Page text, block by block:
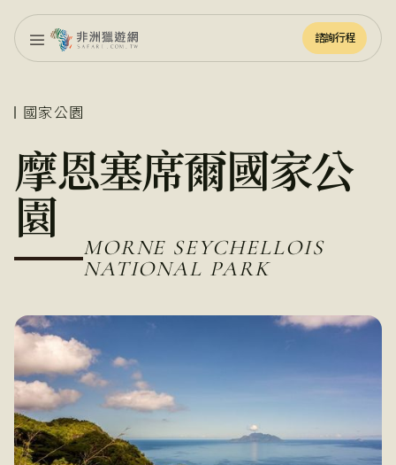
諮詢行程
諮詢行程
國家公園
摩恩塞席爾國家公
園
MORNE SEYCHELLOIS
NATIONAL PARK